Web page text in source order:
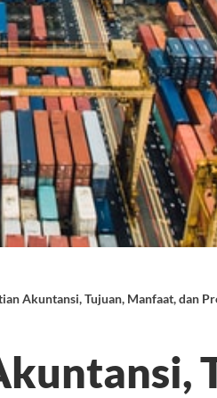
Akuntansi, Tujuan, Manfaat, dan